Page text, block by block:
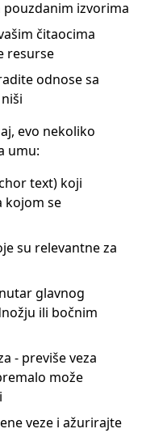
pouzdanim izvorima
čitaocima
resurse
odnose sa
evo nekoliko
umu:
text) koji
kojom se
su relevantne za
glavnog
ili bočnim
- previše veza
može
veze i ažurirajte